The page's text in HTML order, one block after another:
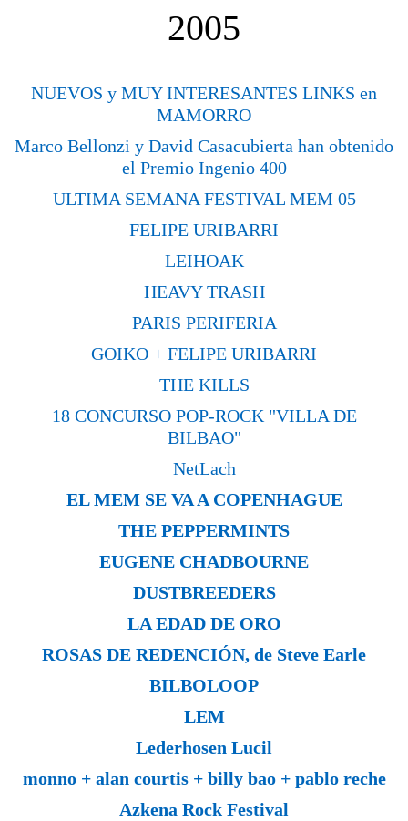
2005
NUEVOS y MUY INTERESANTES LINKS en
MAMORRO
Marco Bellonzi y David Casacubierta han obtenido
el Premio Ingenio 400
ULTIMA SEMANA FESTIVAL MEM 05
FELIPE URIBARRI
LEIHOAK
HEAVY TRASH
PARIS PERIFERIA
GOIKO + FELIPE URIBARRI
THE KILLS
18 CONCURSO POP-ROCK "VILLA DE
BILBAO"
NetLach
EL MEM SE VA A COPENHAGUE
THE PEPPERMINTS
EUGENE CHADBOURNE
DUSTBREEDERS
LA EDAD DE ORO
ROSAS DE REDENCIÓN, de Steve Earle
BILBOLOOP
LEM
Lederhosen Lucil
monno + alan courtis + billy bao + pablo reche
Azkena Rock Festival